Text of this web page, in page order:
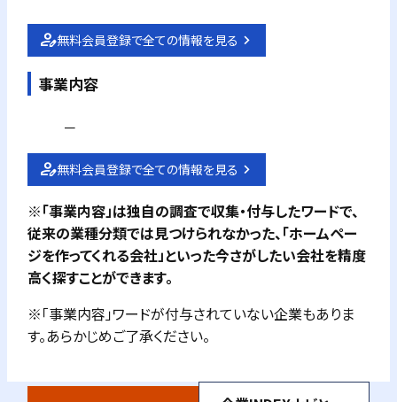
無料会員登録で全ての情報を見る
事業内容
－
無料会員登録で全ての情報を見る
※「事業内容」は独自の調査で収集・付与したワードで、
従来の業種分類では見つけられなかった、「ホームペー
ジを作ってくれる会社」といった今さがしたい会社を精度
高く探すことができます。
※「事業内容」ワードが付与されていない企業もありま
す。あらかじめご了承ください。